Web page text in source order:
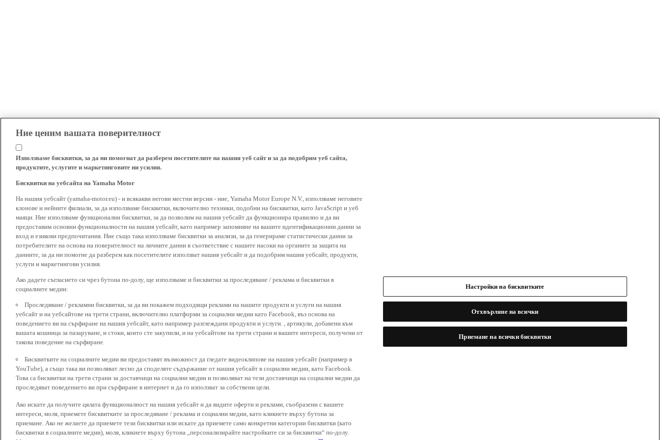
Ние ценим вашата поверителност
Използваме бисквитки, за да ни помогнат да разберем посетителите на нашия уеб сайт и за да подобрим уеб сайта,
продуктите, услугите и маркетинговите ни усилия.
Бисквитки на уебсайта на Yamaha Motor
На нашия уебсайт (yamaha-motor.eu) - и всякакви негови местни версии - ние, Yamaha Motor Europe N.V., използваме неговите
клонове и нейните филиали, за да използваме бисквитки, включително техники, подобни на бисквитки, като JavaScript и уеб
маяци. Ние използваме функционални бисквитки, за да позволим на нашия уебсайт да функционира правилно и да ви
предоставим основни функционалности на нашия уебсайт, като например запомняне на вашите идентификационни данни за
вход и езикови предпочитания. Ние също така използваме бисквитки за анализи, за да генерираме статистически данни за
потребителите на основа на поверителност на личните данни в съответствие с нашите насоки на органите за защита на
данните, за да ни помогне да разберем как посетителите използват нашия уебсайт и да подобрим нашия уебсайт, продукти,
услуги и маркетингови усилия.
Ако дадете съгласието си чрез бутона по-долу, ще използваме и бисквитки за проследяване / реклама и бисквитки в
социалните медии:
Проследяване / рекламни бисквитки, за да ви покажем подходящи реклами на нашите продукти и услуги на нашия
уебсайт и на уебсайтове на трети страни, включително платформи за социални медии като Facebook, въз основа на
поведението ви на сърфиране на нашия уебсайт, като например разглеждани продукти и услуги. , артикули, добавени към
вашата кошница за пазаруване, и стоки, които сте закупили, и на уебсайтове на трети страни и вашите интереси, получени от
такова поведение на сърфиране.
Бисквитките на социалните медии ви предоставят възможност да гледате видеоклипове на нашия уебсайт (например в
YouTube), а също така ви позволяват лесно да споделяте съдържание от нашия уебсайт в социални медии, като Facebook.
Това са бисквитки на трети страни за доставчици на социални медии и позволяват на тези доставчици на социални медии да
проследяват поведението ви при сърфиране в интернет и да го използват за собствени цели.
Ако искате да получите цялата функционалност на нашия уебсайт и да видите оферти и реклами, съобразени с вашите
интереси, моля, приемете бисквитките за проследяване / реклама и социални медии, като кликнете върху бутона за
приемане. Ако не желаете да приемете тези бисквитки или искате да приемете само конкретни категории бисквитки (като
бисквитки в социалните медии), моля, кликнете върху бутона „персонализирайте настройките си за бисквитки“ по-долу.
Настройки на бисквитките
Отхвърляне на всички
Приемане на всички бисквитки